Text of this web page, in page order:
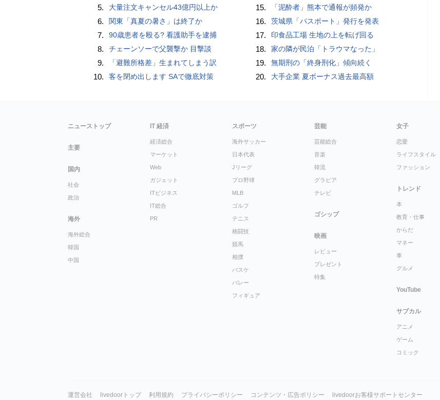
5. 大量注文キャンセル43億円以上か
6. 関東「真夏の暑さ」は終了か
7. 90歳患者を殴る? 看護助手を逮捕
8. チェーンソーで父襲撃か 目撃談
9. 「避難所格差」生まれてしまう訳
10. 客を閉め出します SAで徹底対策
15. 「泥酔者」熊本で通報が頻発か
16. 茨城県「パスポート」発行を発表
17. 印食品工場 生地の上を転げ回る
18. 家の隣が民泊「トラウマなった」
19. 無期刑の「終身刑化」傾向続く
20. 大手企業 夏ボーナス過去最高額
ニューストップ
主要
国内
社会
政治
海外
海外総合
韓国
中国
IT 経済
経済総合
マーケット
Web
ガジェット
ITビジネス
IT総合
PR
スポーツ
海外サッカー
日本代表
Jリーグ
プロ野球
MLB
ゴルフ
テニス
格闘技
競馬
相撲
バスケ
バレー
フィギュア
芸能
芸能総合
音楽
韓流
グラビア
テレビ
ゴシップ
映画
レビュー
プレゼント
特集
女子
恋愛
ライフスタイル
ファッション
トレンド
本
教育・仕事
からだ
マネー
車
グルメ
YouTube
サブカル
アニメ
ゲーム
コミック
運営会社 livedoorトップ 利用規約 プライバシーポリシー コンテンツ・広告ポリシー livedoorお客様サポートセンター